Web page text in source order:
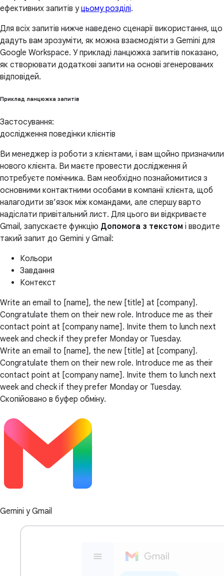
ефективних запитів уцьому розділі.
Для всіх запитів нижче наведено сценарії використання, що
дадуть вам зрозуміти, як можна взаємодіяти з Gemini для
Google Workspace. У прикладі ланцюжка запитів показано,
як створювати додаткові запити на основі згенерованих
відповідей.
Приклад ланцюжка запитів
Застосування:
дослідження поведінки клієнтів
Ви менеджер із роботи з клієнтами, і вам щойно призначили
нового клієнта. Ви маєте провести дослідження й
потребуєте помічника. Вам необхідно познайомитися з
основними контактними особами в компанії клієнта, щоб
налагодити зв’язок між командами, але спершу варто
надіслати привітальний лист. Для цього ви відкриваєте
Gmail, запускаєте функцію Допомога з текстом і вводите
такий запит до Gemini у Gmail:
Кольори
Завдання
Контекст
Write an email to [name], the new [title] at [company].
Congratulate them on their new role. Introduce me as their
contact point at [company name]. Invite them to lunch next
week and check if they prefer Monday or Tuesday.
Write an email to [name], the new [title] at [company].
Congratulate them on their new role. Introduce me as their
contact point at [company name]. Invite them to lunch next
week and check if they prefer Monday or Tuesday.
Скопійовано в буфер обміну.
Gemini у Gmail